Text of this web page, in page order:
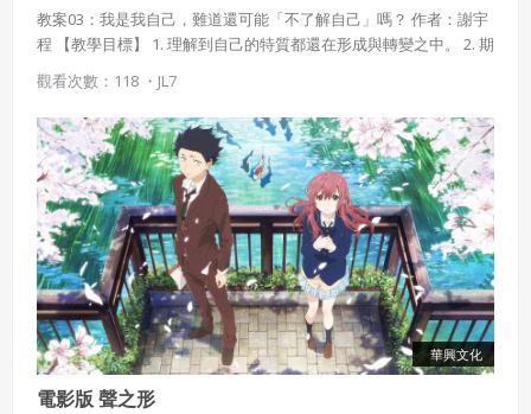
教案03：我是我自己，難道還可能「不了解自己」嗎？ 作者：謝宇
程 【教學目標】 1. 理解到自己的特質都還在形成與轉變之中。 2. 期
待透過一系列的努力，積極建構自己的特質。 3. 至少設立一個具體
的特質養成目標，在可預見的未來達成。 【課程說明】 在其他出版
社的教材中，通常第二章的重點都放在用各種檢測方法確認學生的
自我特質。 但其實，學生在這個階段，許多特質仍尚待建立，無論
是興趣或價值觀，都還在變化之中。 建議在高中階段，尤其是生涯
規劃課上，儘量不要讓學生認為：自己一定(只)是怎樣的人，未來也
就一定(只能)成為什麼樣的人。
觀看次數：118 ・ JL7
華興文化
電影版 聲之形